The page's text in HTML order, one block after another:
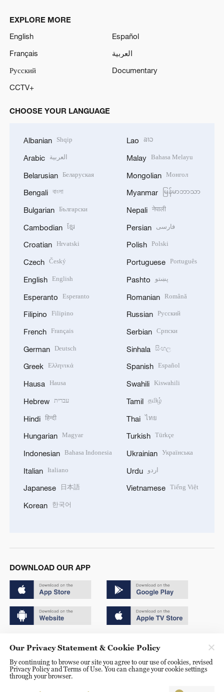
EXPLORE MORE
English
Español
Français
العربية
Русский
Documentary
CCTV+
CHOOSE YOUR LANGUAGE
Albanian Shqip
Arabic العربية
Belarusian Беларуская
Bengali বাংলা
Bulgarian Български
Cambodian ខ្មែរ
Croatian Hrvatski
Czech Český
English English
Esperanto Esperanto
Filipino Filipino
French Français
German Deutsch
Greek Ελληνικά
Hausa Hausa
Hebrew עברית
Hindi हिन्दी
Hungarian Magyar
Indonesian Bahasa Indonesia
Italian Italiano
Japanese 日本語
Korean 한국어
Lao ລາວ
Malay Bahasa Melayu
Mongolian Монгол
Myanmar မြန်မာဘာသာ
Nepali नेपाली
Persian فارسی
Polish Polski
Portuguese Português
Pashto پښتو
Romanian Română
Russian Русский
Serbian Српски
Sinhala සිංහල
Spanish Español
Swahili Kiswahili
Tamil தமிழ்
Thai ไทย
Turkish Türkçe
Ukrainian Українська
Urdu اردو
Vietnamese Tiếng Việt
DOWNLOAD OUR APP
京ICP备20000184号
京公网安备 11010502050052号
Our Privacy Statement & Cookie Policy
By continuing to browse our site you agree to our use of cookies, revised
Privacy Policy and Terms of Use. You can change your cookie settings
through your browser.